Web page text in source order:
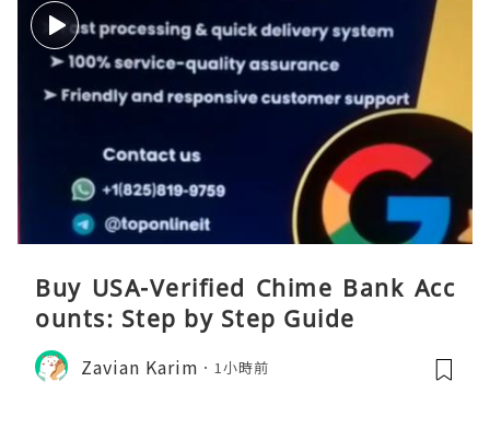
Buy USA-Verified Chime Bank Acc
ounts: Step by Step Guide
Zavian Karim 1小時前